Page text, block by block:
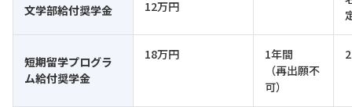
文学部給付奨学金 12万円
短期留学プログラ
ム給付奨学金
18万円
1年間
（再出願不
可）